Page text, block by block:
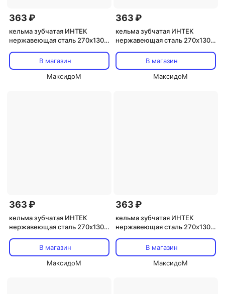
363 ₽
кельма зубчатая ИНТЕК
нержавеющая сталь 270х130
В магазин
МаксидоМ
363 ₽
кельма зубчатая ИНТЕК
нержавеющая сталь 270х130
В магазин
МаксидоМ
363 ₽
кельма зубчатая ИНТЕК
нержавеющая сталь 270х130
В магазин
МаксидоМ
363 ₽
кельма зубчатая ИНТЕК
нержавеющая сталь 270х130
В магазин
МаксидоМ